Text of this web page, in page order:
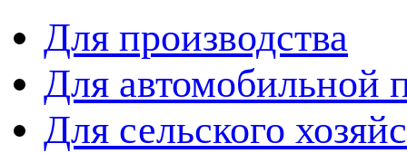
Для производства
Для автомобильной
Для сельского